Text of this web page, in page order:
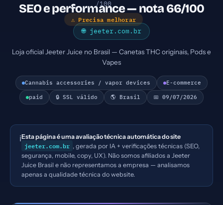
/100
⚠ Precisa melhorar
SEO e performance — nota 66/100
🌐 jeeter.com.br
Loja oficial Jeeter Juice no Brasil — Canetas THC originais, Pods e
Vapes
Cannabis accessories / vapor devices E-commerce
paid 🔒 SSL válido 🌎 Brasil 📅 09/07/2026
ℹ️Esta página é uma avaliação técnica automática do site
jeeter.com.br , gerada por IA + verificações técnicas (SEO,
segurança, mobile, copy, UX). Não somos afiliados a Jeeter
Juice Brasil e não representamos a empresa — analisamos
apenas a qualidade técnica do website.